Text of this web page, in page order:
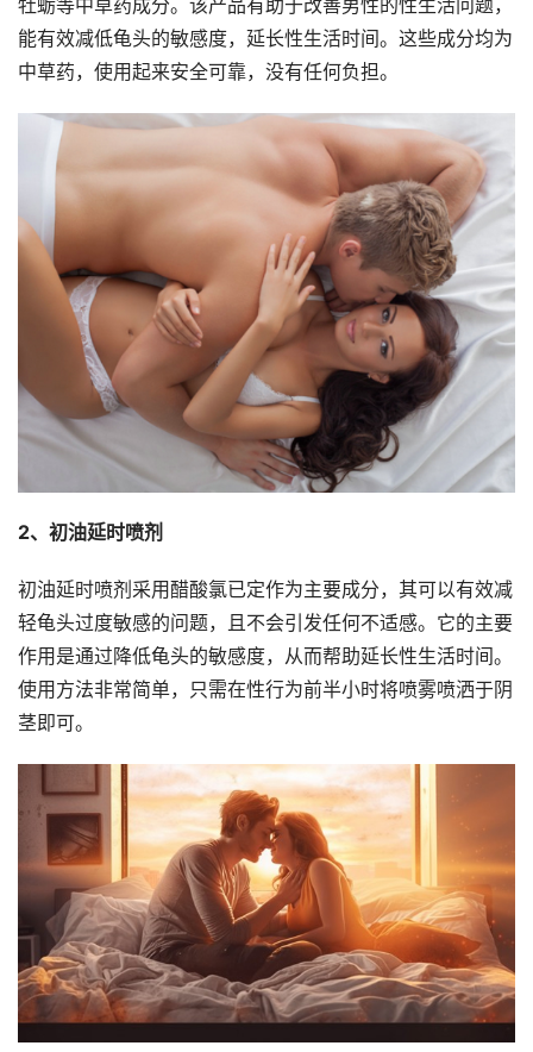
牡蛎等中草药成分。该产品有助于改善男性的性生活问题，
能有效减低龟头的敏感度，延长性生活时间。这些成分均为
中草药，使用起来安全可靠，没有任何负担。
2、初油延时喷剂
初油延时喷剂采用醋酸氯已定作为主要成分，其可以有效减
轻龟头过度敏感的问题，且不会引发任何不适感。它的主要
作用是通过降低龟头的敏感度，从而帮助延长性生活时间。
使用方法非常简单，只需在性行为前半小时将喷雾喷洒于阴
茎即可。